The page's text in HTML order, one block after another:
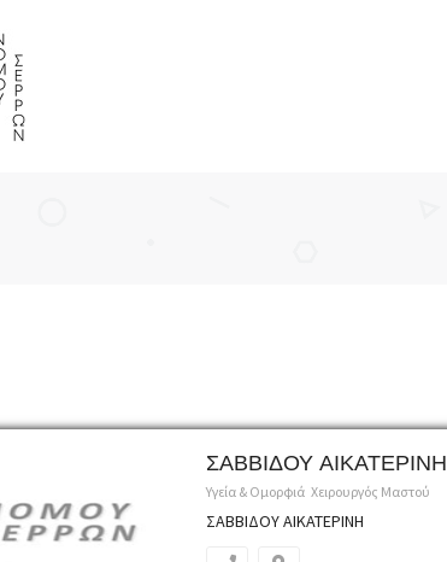
ΣΑΒΒΙΔΟΥ ΑΙΚΑΤΕΡΙΝΗ
Υγεία & Ομορφιά Χειρουργός Μαστού
ΣΑΒΒΙΔΟΥ ΑΙΚΑΤΕΡΙΝΗ